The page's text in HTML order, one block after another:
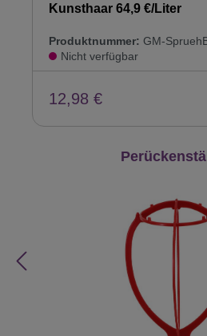
Kunsthaar 64,9 €/Liter
Produktnummer: GM-
Nicht verfügbar
12,98 €
Produktgalerie überspringen